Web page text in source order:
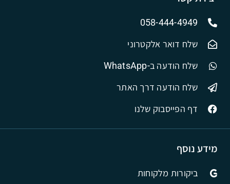
מידע נוסף
ביקורות מלקוחות
058-444-4949
שלח דואר אלקטרוני
שלח הודעה ב-WhatsApp
שלח הודעה דרך האתר
דף הפייסבוק שלנו